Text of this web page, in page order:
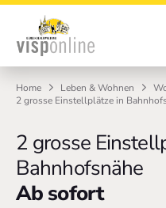
Zur Startseite
Zur Hauptnavigation
Zur Suche
Zum Hauptinhalt
Zum Fussbereich
Home Leben & Wohnen
2 grosse Einstellplätze in
2 grosse
Bahnhofsnähe
Ab sofort